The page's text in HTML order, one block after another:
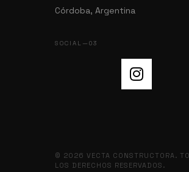
Córdoba, Argentina
SOCIAL—03
© 2026 VECTA CONSTRUCTORA.
LOS DERECHOS RESERVADOS.